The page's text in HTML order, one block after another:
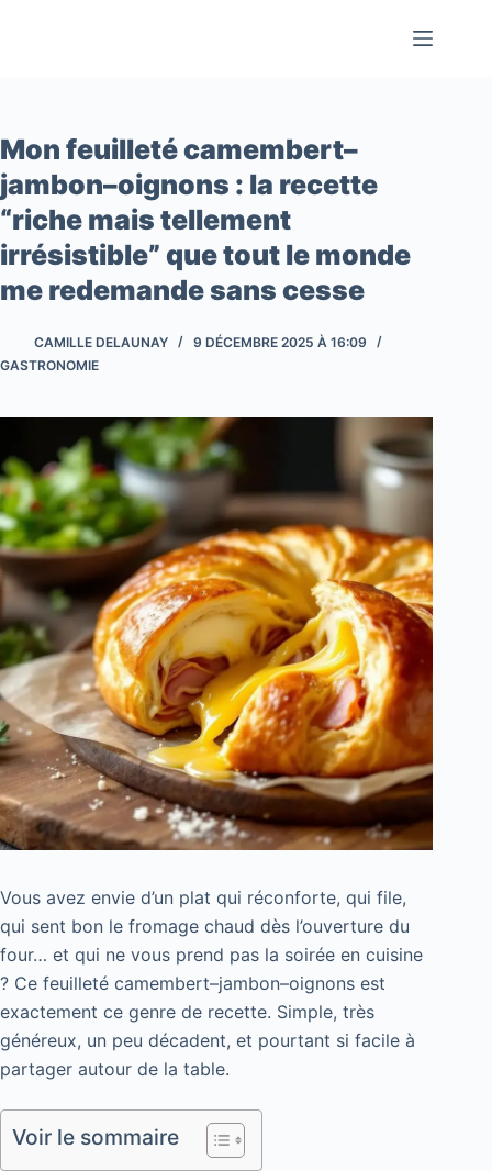
Mon feuilleté camembert–
jambon–oignons : la recette
“riche mais tellement
irrésistible” que tout le monde
me redemande sans cesse
CAMILLE DELAUNAY
9 DÉCEMBRE 2025 À 16:09
GASTRONOMIE
Vous avez envie d’un plat qui réconforte, qui file,
qui sent bon le fromage chaud dès l’ouverture du
four… et qui ne vous prend pas la soirée en cuisine
? Ce feuilleté camembert–jambon–oignons est
exactement ce genre de recette. Simple, très
généreux, un peu décadent, et pourtant si facile à
partager autour de la table.
Voir le sommaire